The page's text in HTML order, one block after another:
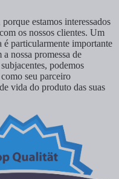
estamos interessados
os nossos clientes. Um
particularmente importante
nossa promessa de
podemos
seu parceiro
vida do produto das suas